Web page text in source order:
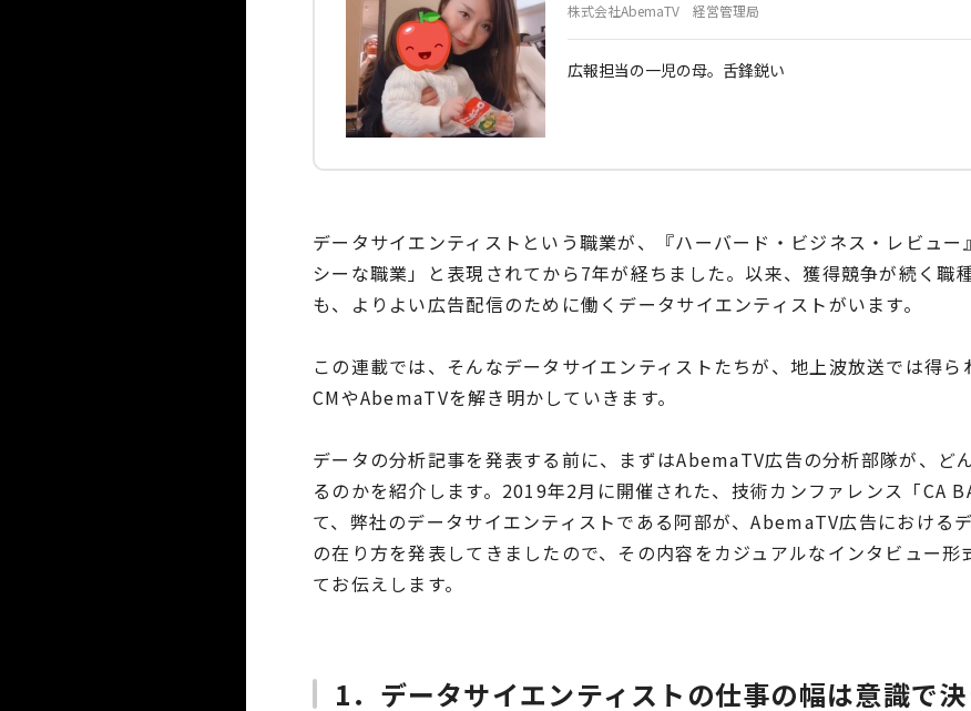
株式会社AbemaTV 経営管理局
広報担当の一児の母。舌鋒鋭い
データサイエンティストという職業が、『ハーバード・ビジネス・レビュ
シーな職業」と表現されてから7年が経ちました。以来、獲得競争が続く職
も、よりよい広告配信のために働くデータサイエンティストがいます。
この連載では、そんなデータサイエンティストたちが、地上波放送では得ら
CMやAbemaTVを解き明かしていきます。
データの分析記事を発表する前に、まずはAbemaTV広告の分析部隊が、ど
るのかを紹介します。2019年2月に開催された、技術カンファレンス「CA
て、弊社のデータサイエンティストである阿部が、AbemaTV広告における
の在り方を発表してきましたので、その内容をカジュアルなインタビュー形
てお伝えします。
1．データサイエンティストの仕事の幅は意識で